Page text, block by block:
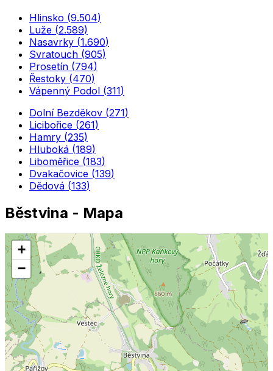
Hlinsko (9.504)
Luže (2.589)
Nasavrky (1.690)
Svratouch (905)
Prosetín (794)
Řestoky (470)
Vápenný Podol (311)
Dolní Bezděkov (271)
Licibořice (261)
Hamry (235)
Hluboká (189)
Liboměřice (183)
Dvakačovice (139)
Dědová (133)
Běstvina - Mapa
+
−